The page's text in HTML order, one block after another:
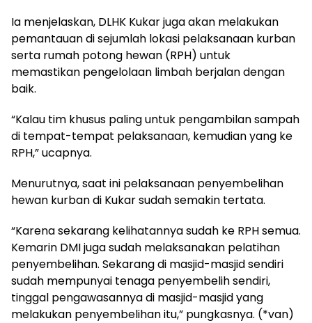
Ia menjelaskan, DLHK Kukar juga akan melakukan
pemantauan di sejumlah lokasi pelaksanaan kurban
serta rumah potong hewan (RPH) untuk
memastikan pengelolaan limbah berjalan dengan
baik.
“Kalau tim khusus paling untuk pengambilan sampah
di tempat-tempat pelaksanaan, kemudian yang ke
RPH,” ucapnya.
Menurutnya, saat ini pelaksanaan penyembelihan
hewan kurban di Kukar sudah semakin tertata.
“Karena sekarang kelihatannya sudah ke RPH semua.
Kemarin DMI juga sudah melaksanakan pelatihan
penyembelihan. Sekarang di masjid-masjid sendiri
sudah mempunyai tenaga penyembelih sendiri,
tinggal pengawasannya di masjid-masjid yang
melakukan penyembelihan itu,” pungkasnya. (*van)